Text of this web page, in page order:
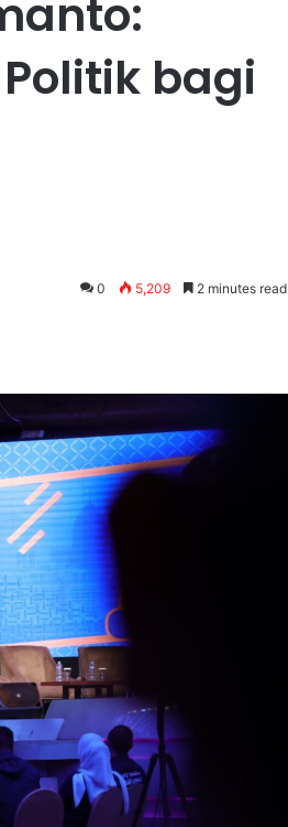
bagi
0 5,209 2 minutes read